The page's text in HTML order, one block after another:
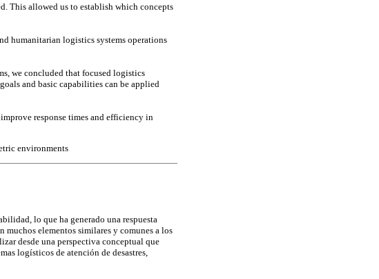
This allowed us to establish which concepts
humanitarian logistics systems operations
we concluded that focused logistics
and basic capabilities can be applied
response times and efficiency in
environments
lo que ha generado una respuesta
muchos elementos similares y comunes a los
desde una perspectiva conceptual que
logísticos de atención de desastres,